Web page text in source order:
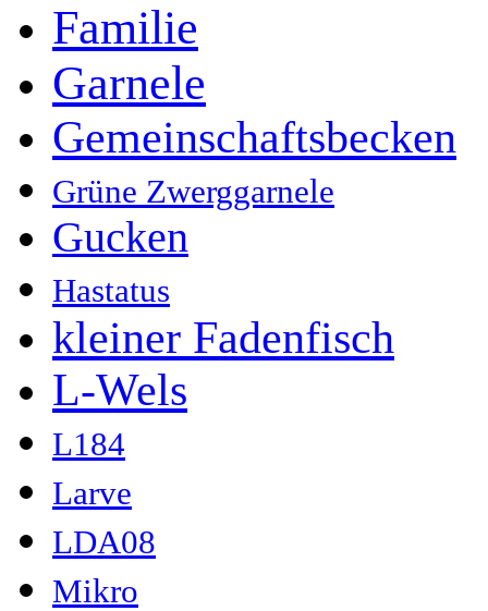
Familie
Garnele
Gemeinschaftsbecken
Grüne Zwerggarnele
Gucken
Hastatus
kleiner Fadenfisch
L-Wels
L184
Larve
LDA08
Mikro